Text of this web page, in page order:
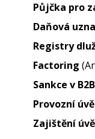
Půjčka pro
Daňová
Registry
Factoring
Sankce v
Provozní
Zajištění